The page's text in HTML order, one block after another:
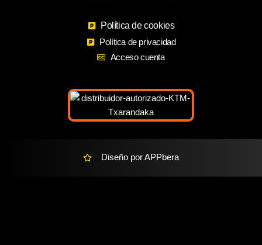
o
o
k
g
r
a
m
a
r
k
e
a
l
Política de cookies
Política de privacidad
Acceso cuenta
Diseño por APPbera